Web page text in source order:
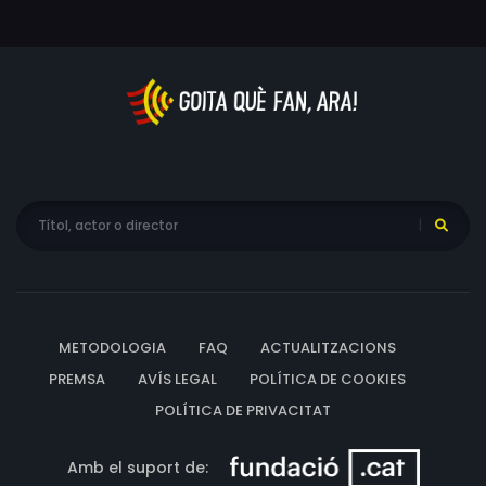
METODOLOGIA FAQ
ACTUALITZACIONS
PREMSA
AVÍS LEGAL
POLÍTICA DE COOKIES
POLÍTICA DE PRIVACITAT
Amb el suport de: